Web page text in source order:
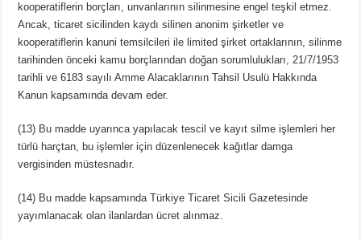
kooperatiflerin borçları, unvanlarının silinmesine engel teşkil etmez.
Ancak, ticaret sicilinden kaydı silinen anonim şirketler ve
kooperatiflerin kanuni temsilcileri ile limited şirket ortaklarının, silinme
tarihinden önceki kamu borçlarından doğan sorumlulukları, 21/7/1953
tarihli ve 6183 sayılı Amme Alacaklarının Tahsil Usulü Hakkında
Kanun kapsamında devam eder.
(13) Bu madde uyarınca yapılacak tescil ve kayıt silme işlemleri her
türlü harçtan, bu işlemler için düzenlenecek kağıtlar damga
vergisinden müstesnadır.
(14) Bu madde kapsamında Türkiye Ticaret Sicili Gazetesinde
yayımlanacak olan ilanlardan ücret alınmaz.